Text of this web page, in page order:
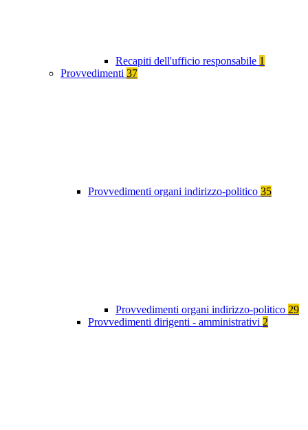
Recapiti dell'ufficio responsabile 1
Provvedimenti 37
Provvedimenti organi indirizzo-politico 35
Provvedimenti organi indirizzo-politico 29
Provvedimenti dirigenti - amministrativi 2